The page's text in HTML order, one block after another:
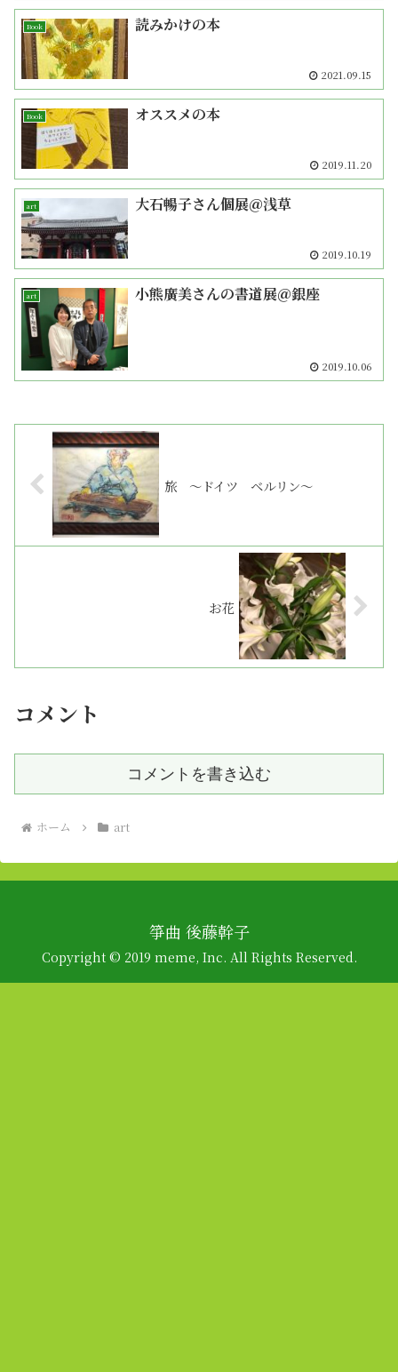
Book 読みかけの本
2021.09.15
Book オススメの本
2019.11.20
art 大石暢子さん個展＠浅草
2019.10.19
art 小熊廣美さんの書道展＠銀座
2019.10.06
旅 〜ドイツ ベルリン〜
お花
コメント
コメントを書き込む
ホーム art
箏曲 後藤幹子
Copyright © 2019 meme, Inc. All Rights Reserved.